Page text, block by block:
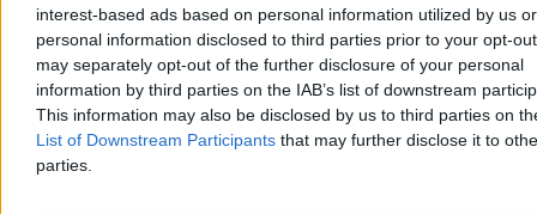
interest-based ads based on personal information utilized by us or
personal information disclosed to third parties prior to your opt-
may separately opt-out of the further disclosure of your personal
information by third parties on the IAB’s list of downstream
This information may also be disclosed by us to third parties on
List of Downstream Participants that may further disclose it to
parties.